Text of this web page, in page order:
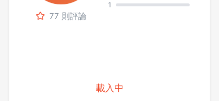
77 則評論
1
載入中